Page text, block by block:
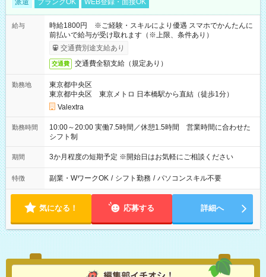
派遣 ブランクOK WEB登録・面接OK
給与
時給1800円 ※ご経験・スキルにより優遇 スマホでかんたんに
前払いで給与が受け取れます（※上限、条件あり）
交通費別途支給あり
交通費 交通費全額支給（規定あり）
勤務地
東京都中央区
東京都中央区 東京メトロ 日本橋駅から直結（徒歩1分）
Valextra
勤務時間
10:00～20:00 実働7.5時間／休憩1.5時間 営業時間に合わせた
シフト制
期間 3か月程度の短期予定 ※開始日はお気軽にご相談ください
特徴 副業・WワークOK / シフト勤務 / パソコンスキル不要
気になる！ 応募する 詳細へ